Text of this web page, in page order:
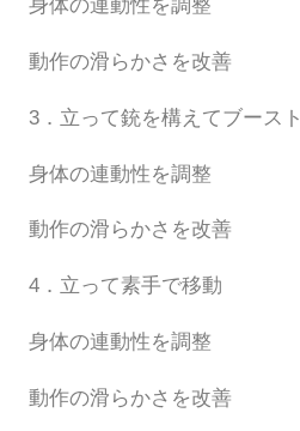
身体の連動性を調整
動作の滑らかさを改善
3．立って銃を構えてブースト
身体の連動性を調整
動作の滑らかさを改善
4．立って素手で移動
身体の連動性を調整
動作の滑らかさを改善